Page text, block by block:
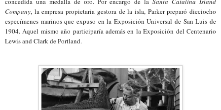
Company, la empresa propietaria gestora de la isla, Parker preparó dieciocho
especímenes marinos que expuso en la Exposición Universal de San Luis de
1904. Aquel mismo año participaría además en la Exposición del Centenario
Lewis and Clark de Portland.